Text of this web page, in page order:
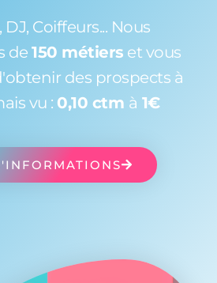
Coiffeurs... Nous
de 150 métiers et vous
des prospects à
vu : 0,10 ctm à 1€